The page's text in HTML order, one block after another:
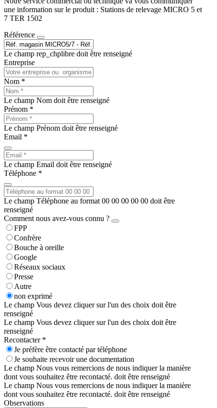
une information sur le produit : Stations de relevage MICRO 5 et
7 TER 1502
Référence
Le champ rep_chplibre doit être renseigné
Entreprise
Nom *
Le champ Nom doit être renseigné
Prénom *
Le champ Prénom doit être renseigné
Email *
Le champ Email doit être renseigné
Téléphone *
Le champ Téléphone au format 00 00 00 00 00 doit être
renseigné
Comment nous avez-vous connu ?
FPP
Confrère
Bouche à oreille
Google
Réseaux sociaux
Presse
Autre
non exprimé
Le champ Vous devez cliquer sur l'un des choix doit être
renseigné
Le champ Vous devez cliquer sur l'un des choix doit être
renseigné
Recontacter *
Je préfère être contacté par téléphone
Je souhaite recevoir une documentation
Le champ Nous vous remercions de nous indiquer la manière
dont vous souhaitez être recontacté. doit être renseigné
Le champ Nous vous remercions de nous indiquer la manière
dont vous souhaitez être recontacté. doit être renseigné
Observations